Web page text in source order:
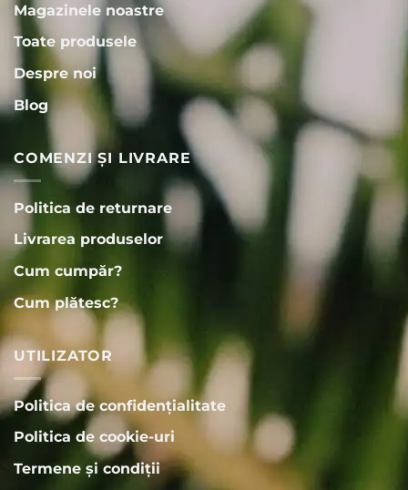
Magazinele noastre
Toate produsele
Despre noi
Blog
COMENZI ȘI LIVRARE
Politica de returnare
Livrarea produselor
Cum cumpăr?
Cum plătesc?
UTILIZATOR
Politica de confidențialitate
Politica de cookie-uri
Termene și condiții